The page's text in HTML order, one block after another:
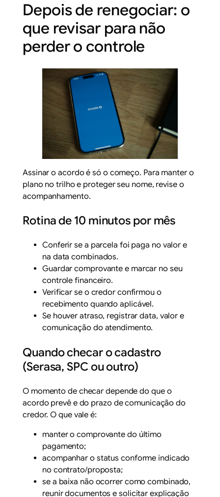
Depois de renegociar: o
que revisar para não
perder o controle
Assinar o acordo é só o começo. Para manter o
plano no trilho e proteger seu nome, revise o
acompanhamento.
Rotina de 10 minutos por mês
Conferir se a parcela foi paga no valor e
na data combinados.
Guardar comprovante e marcar no seu
controle financeiro.
Verificar se o credor confirmou o
recebimento quando aplicável.
Se houver atraso, registrar data, valor e
comunicação do atendimento.
Quando checar o cadastro
(Serasa, SPC ou outro)
O momento de checar depende do que o
acordo prevê e do prazo de comunicação do
credor. O que vale é:
manter o comprovante do último
pagamento;
acompanhar o status conforme indicado
no contrato/proposta;
se a baixa não ocorrer como combinado,
reunir documentos e solicitar explicação